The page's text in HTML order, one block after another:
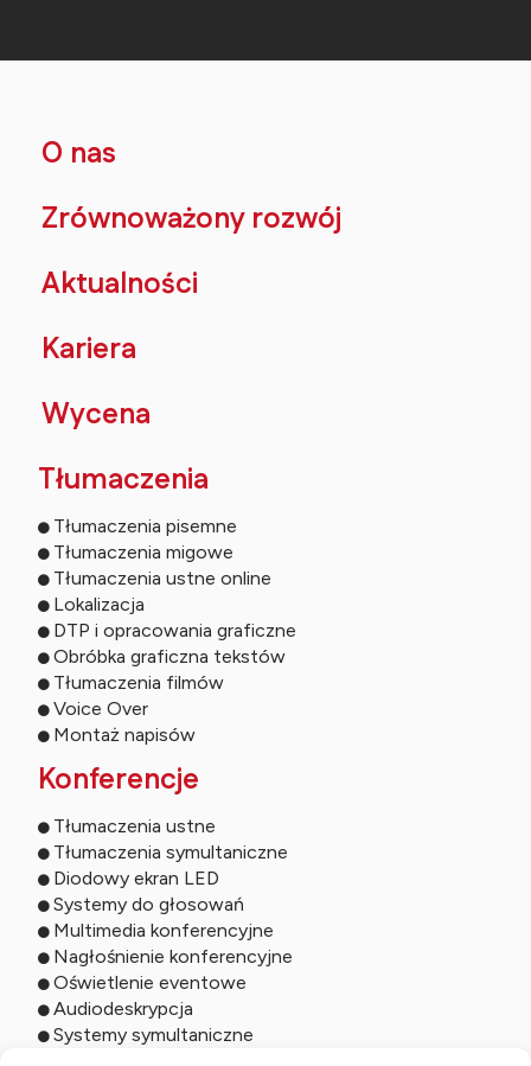
O nas
Zrównoważony rozwój
Aktualności
Kariera
Wycena
Tłumaczenia
Tłumaczenia pisemne
Tłumaczenia migowe
Tłumaczenia ustne online
Lokalizacja
DTP i opracowania graficzne
Obróbka graficzna tekstów
Tłumaczenia filmów
Voice Over
Montaż napisów
Konferencje
Tłumaczenia ustne
Tłumaczenia symultaniczne
Diodowy ekran LED
Systemy do głosowań
Multimedia konferencyjne
Nagłośnienie konferencyjne
Oświetlenie eventowe
Audiodeskrypcja
Systemy symultaniczne